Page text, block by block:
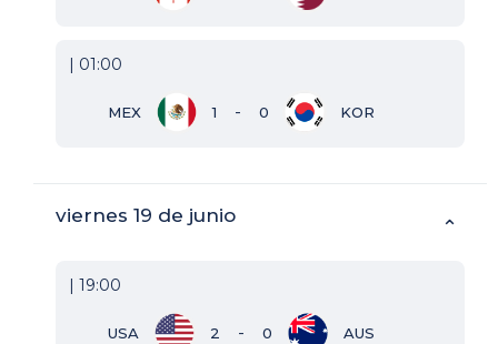
| 01:00
MEX 1 - 0 KOR
viernes 19 de junio ⌃
| 19:00
USA 2 - 0 AUS